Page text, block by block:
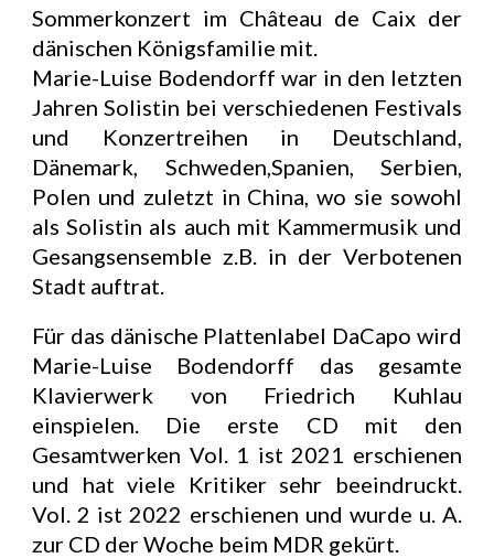
Sommerkonzert im Château de Caix der
dänischen Königsfamilie mit.
Marie-Luise Bodendorff war in den letzten
Jahren Solistin bei verschiedenen Festivals
und Konzertreihen in Deutschland,
Dänemark, Schweden,Spanien, Serbien,
Polen und zuletzt in China, wo sie sowohl
als Solistin als auch mit Kammermusik und
Gesangsensemble z.B. in der Verbotenen
Stadt auftrat.
Für das dänische Plattenlabel DaCapo wird
Marie-Luise Bodendorff das gesamte
Klavierwerk von Friedrich Kuhlau
einspielen. Die erste CD mit den
Gesamtwerken Vol. 1 ist 2021 erschienen
und hat viele Kritiker sehr beeindruckt.
Vol. 2 ist 2022 erschienen und wurde u. A.
zur CD der Woche beim MDR gekürt.